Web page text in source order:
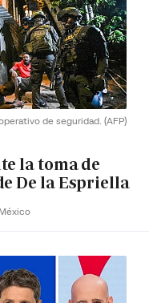
de seguridad. (AFP)
la toma de
De la Espriella